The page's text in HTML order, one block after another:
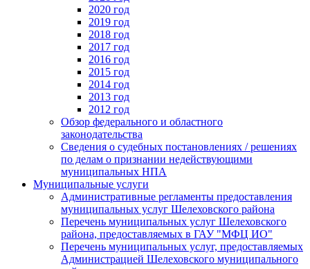
2020 год
2019 год
2018 год
2017 год
2016 год
2015 год
2014 год
2013 год
2012 год
Обзор федерального и областного
законодательства
Сведения о судебных постановлениях / решениях
по делам о признании недействующими
муниципальных НПА
Муниципальные услуги
Административные регламенты предоставления
муниципальных услуг Шелеховского района
Перечень муниципальных услуг Шелеховского
района, предоставляемых в ГАУ "МФЦ ИО"
Перечень муниципальных услуг, предоставляемых
Администрацией Шелеховского муниципального